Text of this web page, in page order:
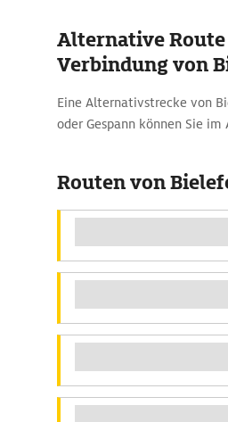
Alternative
Verbindung von
Eine Alternativstrecke von
oder Gespann können Sie im
Routen von